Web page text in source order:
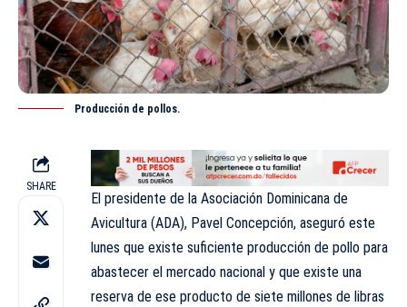
Producción de pollos.
SHARE
El presidente de la Asociación Dominicana de
Avicultura (ADA), Pavel Concepción, aseguró este
lunes que existe suficiente producción de pollo para
abastecer el mercado nacional y que existe una
reserva de ese producto de siete millones de libras